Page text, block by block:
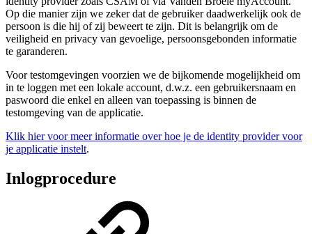
Op die manier zijn we zeker dat de gebruiker daadwerkelijk ook de
persoon is die hij of zij beweert te zijn. Dit is belangrijk om de
veiligheid en privacy van gevoelige, persoonsgebonden informatie
te garanderen.
Voor testomgevingen voorzien we de bijkomende mogelijkheid om
in te loggen met een lokale account, d.w.z. een gebruikersnaam en
paswoord die enkel en alleen van toepassing is binnen de
testomgeving van de applicatie.
Klik hier voor meer informatie over hoe je de identity provider voor
je applicatie instelt.
Inlogprocedure